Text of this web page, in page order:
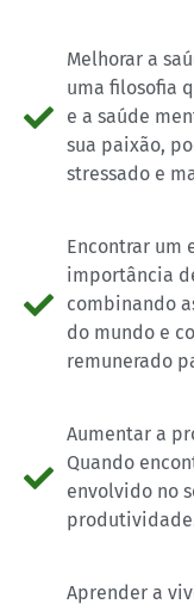
Melhorar a
uma filosofia
e a saúde
sua paixão,
stressado e
Encontrar um
importância
combinando
do mundo e
remunerado
Aumentar a
Quando
envolvido no
Aprender a